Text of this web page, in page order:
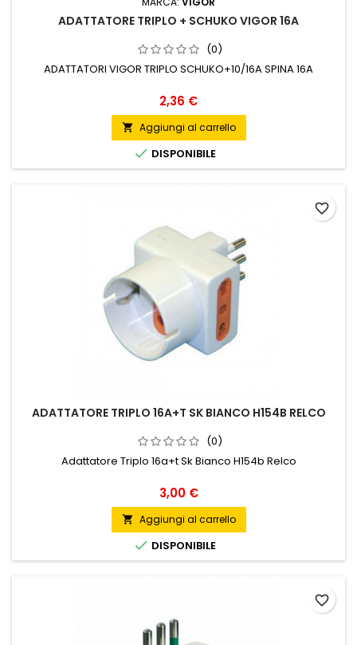
ADATTATORE TRIPLO + SCHUKO VIGOR 16A
(0)
ADATTATORI VIGOR TRIPLO SCHUKO+10/16A SPINA 16A
Prezzo
2,36 €
 Aggiungi al carrello
 DISPONIBILE
ADATTATORE TRIPLO 16A+T SK BIANCO H154B RELCO
(0)
Adattatore Triplo 16a+t Sk Bianco H154b Relco
Prezzo
3,00 €
 Aggiungi al carrello
 DISPONIBILE
favorite_border
favorite_border